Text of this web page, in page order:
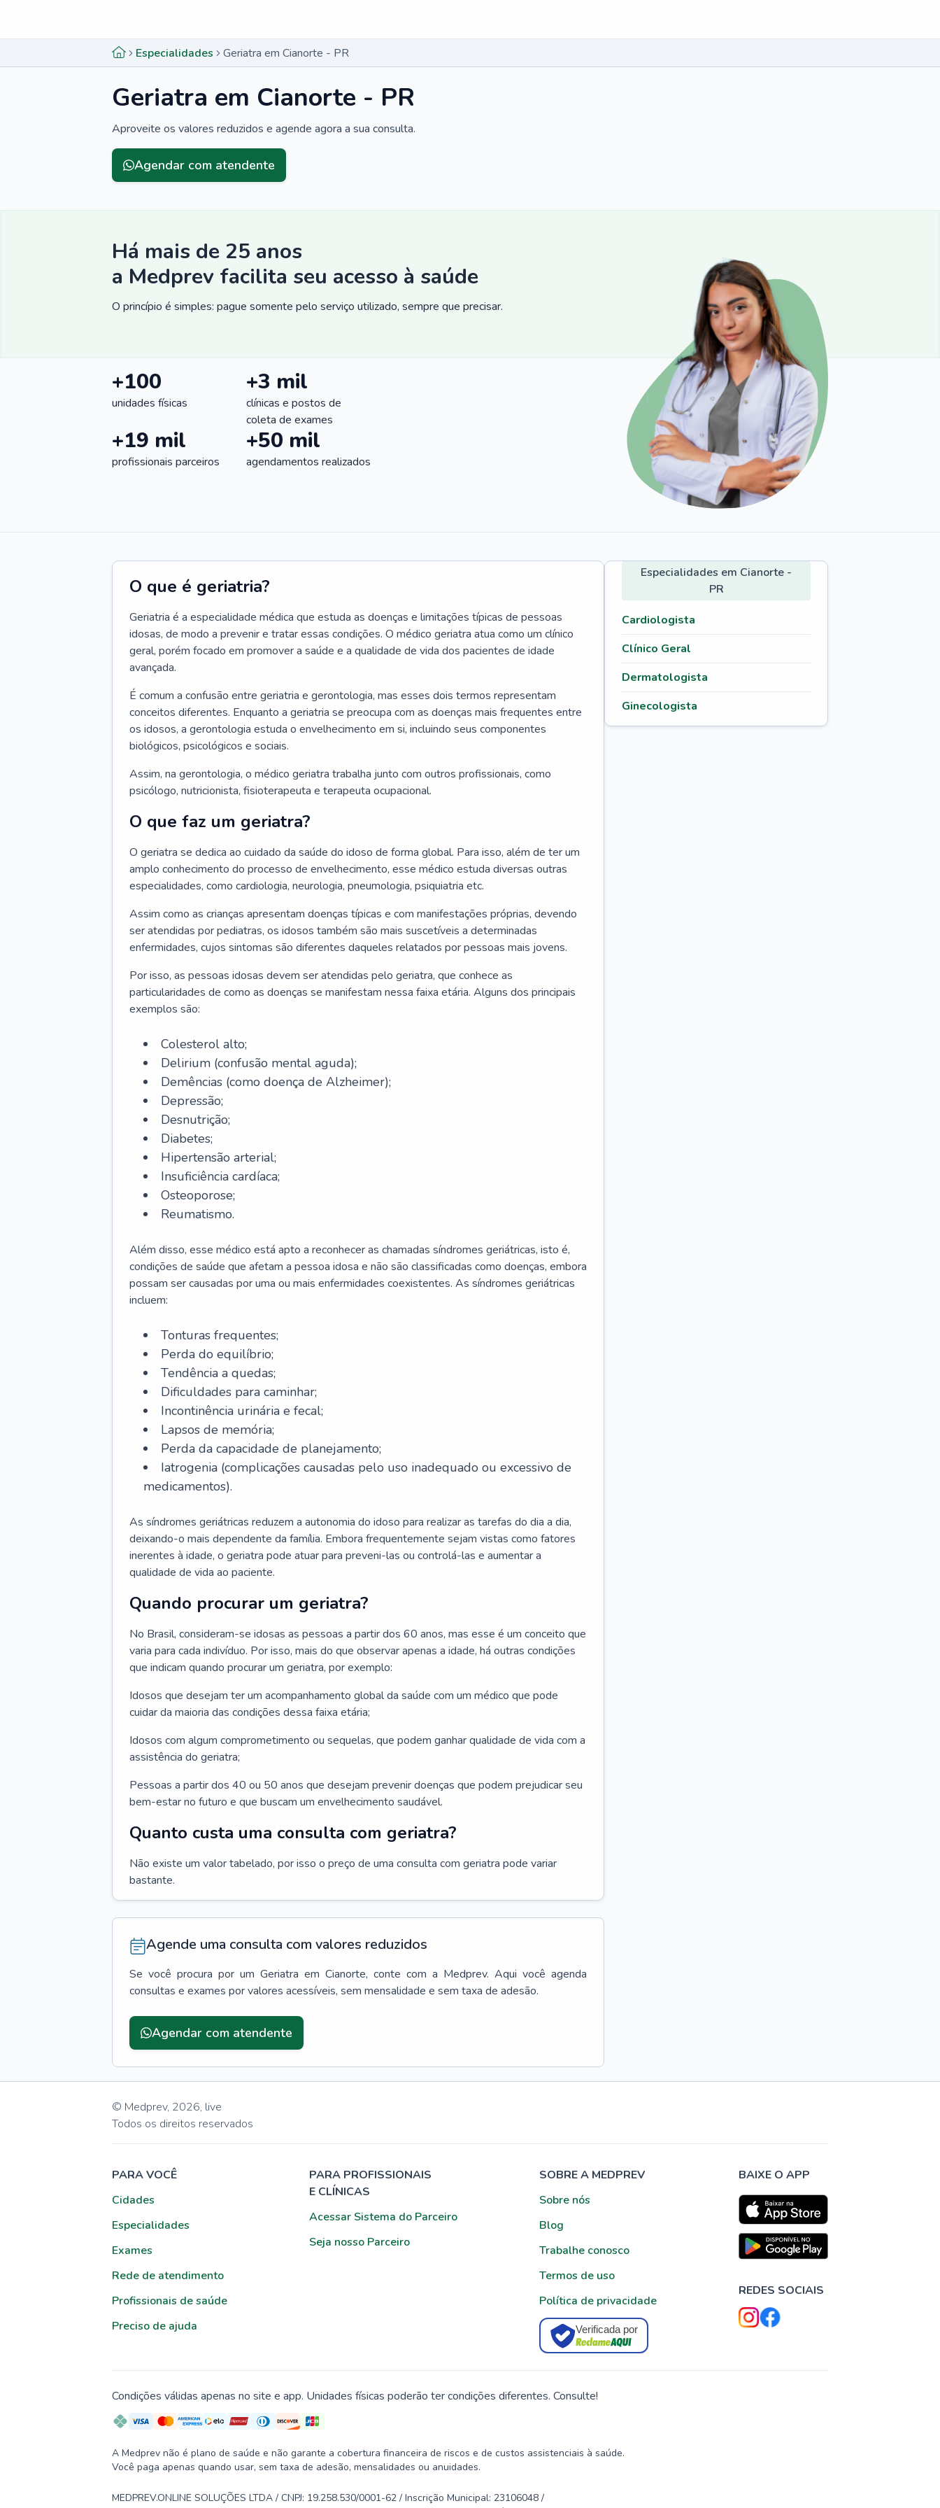
Especialidades Geriatra em Cianorte - PR
Geriatra em Cianorte - PR
Aproveite os valores reduzidos e agende agora a sua consulta.
Agendar com atendente
Há mais de 25 anos
a Medprev facilita seu acesso à saúde
O princípio é simples: pague somente pelo serviço utilizado, sempre que precisar.
+100
unidades físicas
+3 mil
clínicas e postos de
coleta de exames
+19 mil
profissionais parceiros
+50 mil
agendamentos realizados
O que é geriatria?
Geriatria é a especialidade médica que estuda as doenças e limitações típicas de pessoas
idosas, de modo a prevenir e tratar essas condições. O médico geriatra atua como um clínico
geral, porém focado em promover a saúde e a qualidade de vida dos pacientes de idade
avançada.
É comum a confusão entre geriatria e gerontologia, mas esses dois termos representam
conceitos diferentes. Enquanto a geriatria se preocupa com as doenças mais frequentes entre
os idosos, a gerontologia estuda o envelhecimento em si, incluindo seus componentes
biológicos, psicológicos e sociais.
Assim, na gerontologia, o médico geriatra trabalha junto com outros profissionais, como
psicólogo, nutricionista, fisioterapeuta e terapeuta ocupacional.
O que faz um geriatra?
O geriatra se dedica ao cuidado da saúde do idoso de forma global. Para isso, além de ter um
amplo conhecimento do processo de envelhecimento, esse médico estuda diversas outras
especialidades, como cardiologia, neurologia, pneumologia, psiquiatria etc.
Assim como as crianças apresentam doenças típicas e com manifestações próprias, devendo
ser atendidas por pediatras, os idosos também são mais suscetíveis a determinadas
enfermidades, cujos sintomas são diferentes daqueles relatados por pessoas mais jovens.
Por isso, as pessoas idosas devem ser atendidas pelo geriatra, que conhece as
particularidades de como as doenças se manifestam nessa faixa etária. Alguns dos principais
exemplos são:
Colesterol alto;
Delirium (confusão mental aguda);
Demências (como doença de Alzheimer);
Depressão;
Desnutrição;
Diabetes;
Hipertensão arterial;
Insuficiência cardíaca;
Osteoporose;
Reumatismo.
Além disso, esse médico está apto a reconhecer as chamadas síndromes geriátricas, isto é,
condições de saúde que afetam a pessoa idosa e não são classificadas como doenças, embora
possam ser causadas por uma ou mais enfermidades coexistentes. As síndromes geriátricas
incluem:
Tonturas frequentes;
Perda do equilíbrio;
Tendência a quedas;
Dificuldades para caminhar;
Incontinência urinária e fecal;
Lapsos de memória;
Perda da capacidade de planejamento;
Iatrogenia (complicações causadas pelo uso inadequado ou excessivo de
medicamentos).
As síndromes geriátricas reduzem a autonomia do idoso para realizar as tarefas do dia a dia,
deixando-o mais dependente da família. Embora frequentemente sejam vistas como fatores
inerentes à idade, o geriatra pode atuar para preveni-las ou controlá-las e aumentar a
qualidade de vida ao paciente.
Quando procurar um geriatra?
No Brasil, consideram-se idosas as pessoas a partir dos 60 anos, mas esse é um conceito que
varia para cada indivíduo. Por isso, mais do que observar apenas a idade, há outras condições
que indicam quando procurar um geriatra, por exemplo:
Idosos que desejam ter um acompanhamento global da saúde com um médico que pode
cuidar da maioria das condições dessa faixa etária;
Idosos com algum comprometimento ou sequelas, que podem ganhar qualidade de vida com a
assistência do geriatra;
Pessoas a partir dos 40 ou 50 anos que desejam prevenir doenças que podem prejudicar seu
bem-estar no futuro e que buscam um envelhecimento saudável.
Quanto custa uma consulta com geriatra?
Não existe um valor tabelado, por isso o preço de uma consulta com geriatra pode variar
bastante.
Agende uma consulta com valores reduzidos
Se você procura por um Geriatra em Cianorte, conte com a Medprev. Aqui você agenda
consultas e exames por valores acessíveis, sem mensalidade e sem taxa de adesão.
Agendar com atendente
Especialidades em Cianorte -
PR
Cardiologista
Clínico Geral
Dermatologista
Ginecologista
© Medprev, 2026, live
Todos os direitos reservados
PARA VOCÊ
Cidades
Especialidades
Exames
Rede de atendimento
Profissionais de saúde
Preciso de ajuda
PARA PROFISSIONAIS
E CLÍNICAS
Acessar Sistema do Parceiro
Seja nosso Parceiro
SOBRE A MEDPREV
Sobre nós
Blog
Trabalhe conosco
Termos de uso
Política de privacidade
Verificada por
BAIXE O APP
REDES SOCIAIS
Condições válidas apenas no site e app. Unidades físicas poderão ter condições diferentes. Consulte!
A Medprev não é plano de saúde e não garante a cobertura financeira de riscos e de custos assistenciais à saúde.
Você paga apenas quando usar, sem taxa de adesão, mensalidades ou anuidades.
MEDPREV.ONLINE SOLUÇÕES LTDA / CNPJ: 19.258.530/0001-62 / Inscrição Municipal: 23106048 /